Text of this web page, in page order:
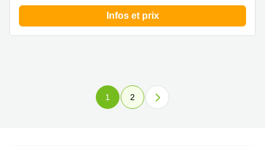
Infos et prix
1 2